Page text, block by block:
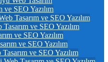
ve SEO Yazılım
Tasarım ve SEO Yazılım
ve SEO Yazılım
ve SEO Yazılım
ve SEO Yazılım
ve SEO Yazılım